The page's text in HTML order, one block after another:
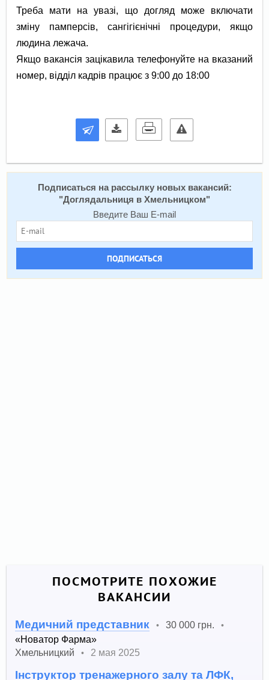
Треба мати на увазі, що догляд може включати
зміну памперсів, сангігієнічні процедури, якщо
людина лежача.
Якщо вакансія зацікавила телефонуйте на вказаний
номер, відділ кадрів працює з 9:00 до 18:00
Подписаться на расcылку новых вакансий:
"Доглядальниця в Хмельницком"
Введите Ваш E-mail
ПОДПИСАТЬСЯ
ПОСМОТРИТЕ ПОХОЖИЕ
ВАКАНСИИ
Медичний представник • 30 000 грн. •
«Новатор Фарма»
Хмельницкий
• 2 мая 2025
Інструктор тренажерного залу та ЛФК,